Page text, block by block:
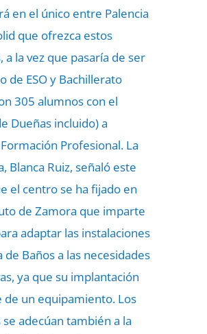
en el único entre Palencia
que ofrezca estos
a la vez que pasaría de ser
de ESO y Bachillerato
305 alumnos con el
Dueñas incluido) a
Profesional. La
Blanca Ruiz, señaló este
el centro se ha fijado en
de Zamora que imparte
adaptar las instalaciones
de Baños a las necesidades
ya que su implantación
de un equipamiento. Los
adecúan también a la